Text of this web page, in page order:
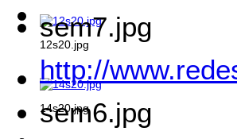
12s20.jpg
14s20.jpg
sem7.jpg
http://
sem6.jpg